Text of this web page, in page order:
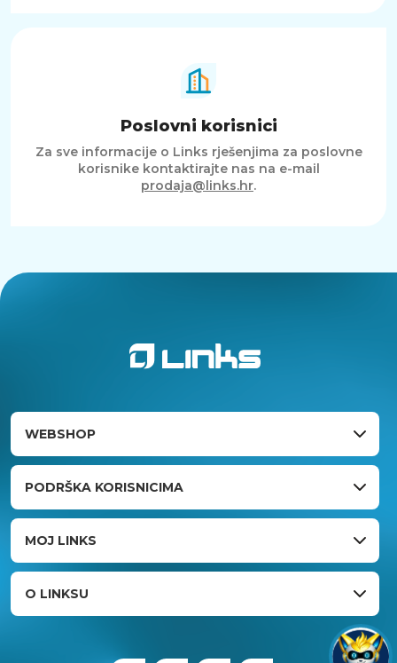
Poslovni korisnici
Za sve informacije o Links rješenjima za poslovne
korisnike kontaktirajte nas na e-mail
prodaja@links.hr.
WEBSHOP
PODRŠKA KORISNICIMA
MOJ LINKS
O LINKSU